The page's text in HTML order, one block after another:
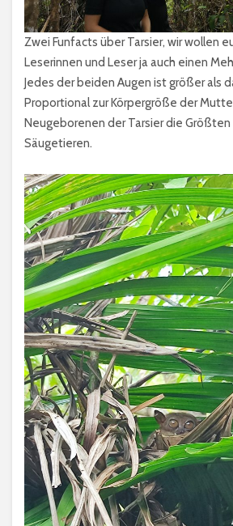
Zwei Funfacts über Tarsier, wir wollen
Leserinnen und Leser ja auch einen
Jedes der beiden Augen ist größer als
Proportional zur Körpergröße der
Neugeborenen der Tarsier die Größten
Säugetieren.